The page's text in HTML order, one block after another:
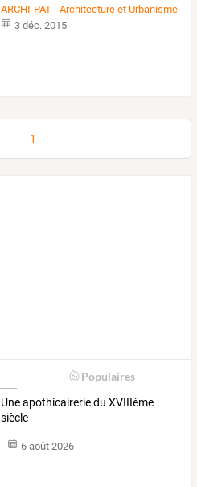
ARCHI-PAT - Architecture et Urbanisme -
3 déc. 2015
1
Populaires
Une apothicairerie du XVIIIème
siècle
6 août 2026